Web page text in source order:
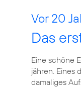
Vor 20
Das
Eine schöne
jähren. Eines
damaliges